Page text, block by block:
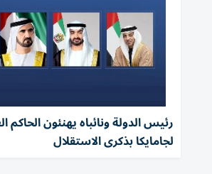
رئيس الدولة ونائباه يهنئون الحاكم
لجامايكا بذكرى الاستقلال